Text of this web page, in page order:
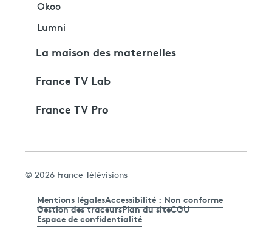
Okoo
Lumni
La maison des maternelles
France TV Lab
France TV Pro
© 2026 France Télévisions
Mentions légalesAccessibilité : Non conforme
Gestion des traceursPlan du siteCGU
Espace de confidentialité